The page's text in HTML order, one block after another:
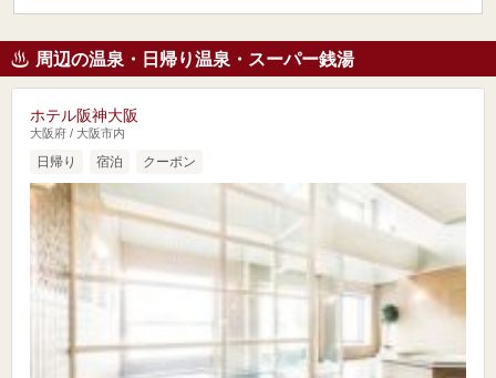
周辺の温泉・日帰り温泉・スーパー銭湯
ホテル阪神大阪
大阪府 / 大阪市内
日帰り 宿泊 クーポン